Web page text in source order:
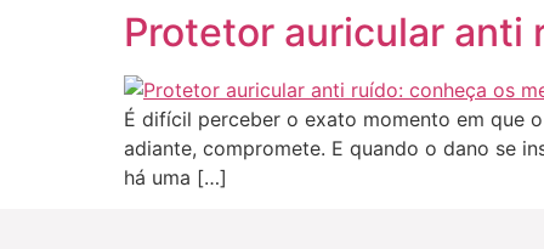
Protetor auricular anti
É difícil perceber o exato momento em que
adiante, compromete. E quando o dano se
há uma […]